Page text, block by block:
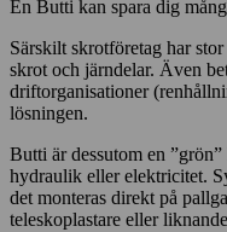
En Butti kan spara dig
Särskilt skrotföretag har
skrot och järndelar. Även
driftorganisationer
lösningen.
Butti är dessutom en
hydraulik eller elektricitet.
det monteras direkt på
teleskoplastare eller